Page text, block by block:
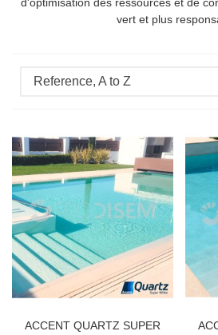
vert et plus
Reference, A to Z
ACCENT QUARTZ SUPER